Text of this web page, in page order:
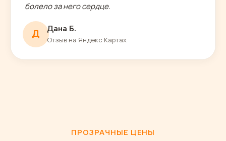
болело за него сердце.
Д Дана Б.
Отзыв на Яндекс Картах
ПРОЗРАЧНЫЕ ЦЕНЫ